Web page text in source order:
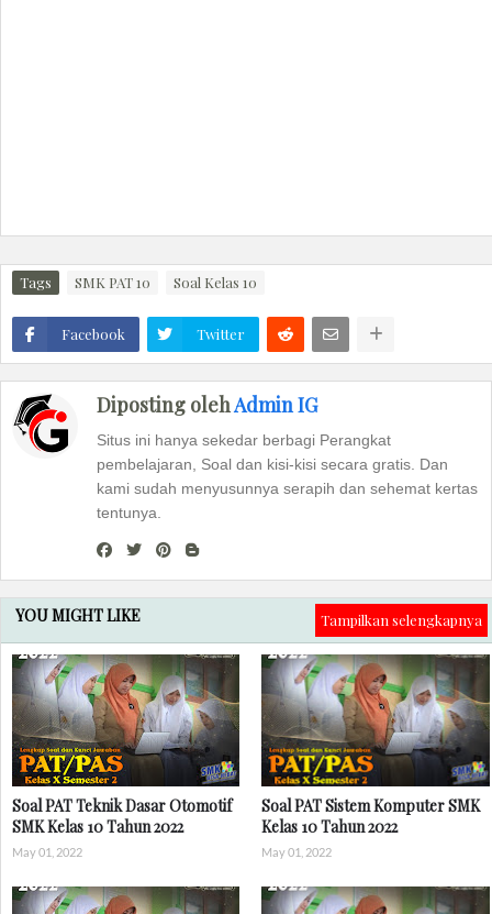
Tags SMK PAT 10 Soal Kelas 10
Facebook Twitter
Diposting olehAdmin IG
Situs ini hanya sekedar berbagi Perangkat
pembelajaran, Soal dan kisi-kisi secara gratis. Dan
kami sudah menyusunnya serapih dan sehemat kertas
tentunya.
YOU MIGHT LIKE Tampilkan selengkapnya
Soal PAT Teknik Dasar Otomotif
SMK Kelas 10 Tahun 2022
May 01, 2022
Soal PAT Sistem Komputer SMK
Kelas 10 Tahun 2022
May 01, 2022